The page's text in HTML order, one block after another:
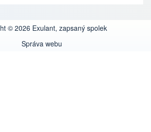
© 2026 Exulant, zapsaný spolek
Správa webu